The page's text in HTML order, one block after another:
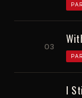
03
I